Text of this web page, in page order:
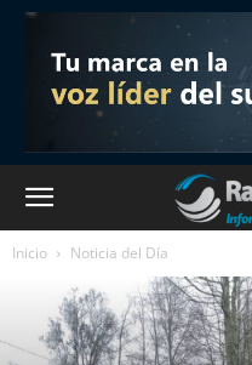
Inicio Noticia del Día